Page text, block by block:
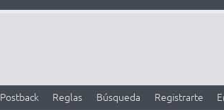
Postback Reglas Búsqueda Registrarte